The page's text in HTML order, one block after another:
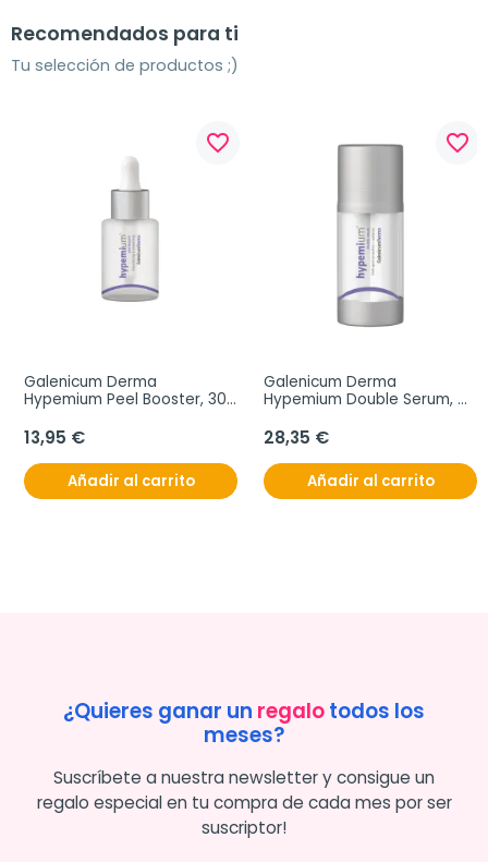
Recomendados para ti
Tu selección de productos ;)
favorite_border
Galenicum Derma
Hypemium Peel Booster, 30
13,95 €
Añadir al carrito
favorite_border
Galenicum Derma
Hypemium Double Serum,
28,35 €
Añadir al carrito
¿Quieres ganar un regalotodos los
meses?
Suscríbete a nuestra newsletter y consigue un
regalo especial en tu compra de cada mes por ser
suscriptor!